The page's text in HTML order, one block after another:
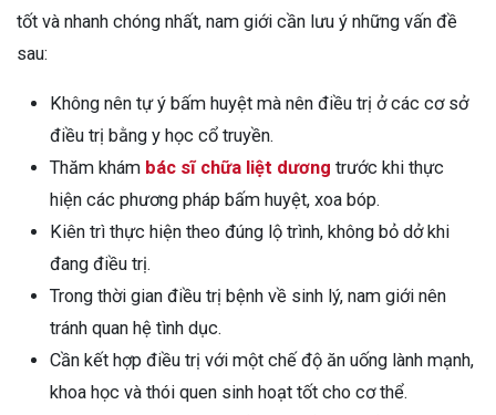
tốt và nhanh chóng nhất, nam giới cần lưu ý những vấn đề
sau:
Không nên tự ý bấm huyệt mà nên điều trị ở các cơ sở
điều trị bằng y học cổ truyền.
Thăm khám bác sĩ chữa liệt dương trước khi thực
hiện các phương pháp bấm huyệt, xoa bóp.
Kiên trì thực hiện theo đúng lộ trình, không bỏ dở khi
đang điều trị.
Trong thời gian điều trị bệnh về sinh lý, nam giới nên
tránh quan hệ tình dục.
Cần kết hợp điều trị với một chế độ ăn uống lành mạnh,
khoa học và thói quen sinh hoạt tốt cho cơ thể.